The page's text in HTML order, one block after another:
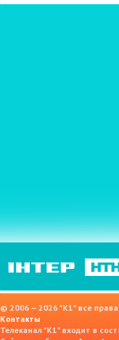
© 2006 — 2026 "K1" все
Контакты
Телеканал "К1" входит в